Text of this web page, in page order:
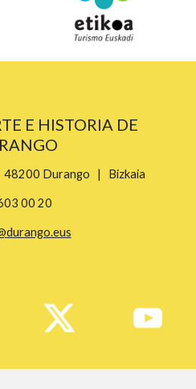
E HISTORIA DE
48200 Durango | Bizkaia
00 20